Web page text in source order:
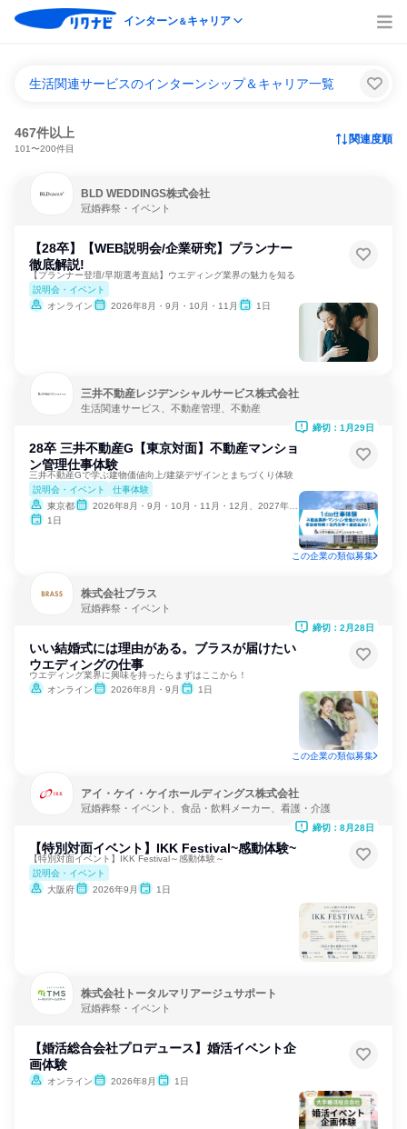
インターン＆キャリア
生活関連サービスのインターンシップ＆キャリア一覧
467件以上
101〜200件目
関連度順
BLD WEDDINGS株式会社
冠婚葬祭・イベント
【28卒】【WEB説明会/企業研究】プランナー
徹底解説!
【プランナー登壇/早期選考直結】ウエディング業界の魅力を知る
説明会・イベント
オンライン
2026年8月・9月・10月・11月 1日
三井不動産レジデンシャルサービス株式会社
生活関連サービス、不動産管理、不動産
28卒 三井不動産G【東京対面】不動産マンショ
ン管理仕事体験
三井不動産Gで学ぶ建物価値向上/建築デザインとまちづくり体験
説明会・イベント
仕事体験
東京都
2026年8月・9月・10月・11月・12月、2027年1月
1日
締切：1月29日
この企業の類似募集
株式会社ブラス
冠婚葬祭・イベント
いい結婚式には理由がある。ブラスが届けたい
ウエディングの仕事
ウエディング業界に興味を持ったらまずはここから！
オンライン
2026年8月・9月 1日
締切：2月28日
この企業の類似募集
アイ・ケイ・ケイホールディングス株式会社
冠婚葬祭・イベント、食品・飲料メーカー、看護・介護
【特別対面イベント】IKK Festival~感動体験~
【特別対面イベント】IKK Festival～感動体験～
説明会・イベント
大阪府
2026年9月 1日
締切：8月28日
株式会社トータルマリアージュサポート
冠婚葬祭・イベント
【婚活総合会社プロデュース】婚活イベント企
画体験
オンライン 2026年8月 1日